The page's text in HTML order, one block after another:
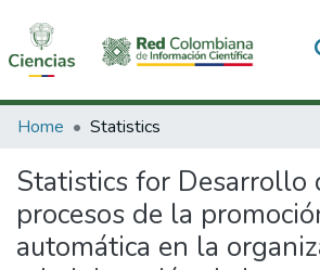
Communities & Collections
All of DSpace
Home Statistics
Statistics for Desarrollo
procesos de la
automática en la